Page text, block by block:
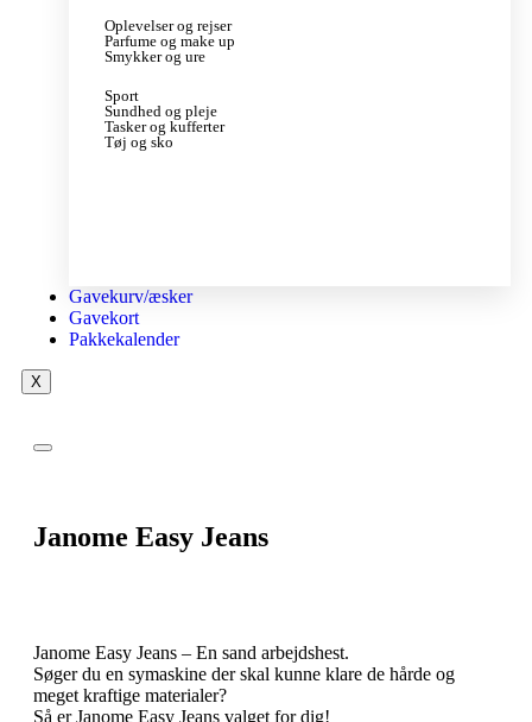
Oplevelser og rejser
Parfume og make up
Smykker og ure
Sport
Sundhed og pleje
Tasker og kufferter
Tøj og sko
Gavekurv/æsker
Gavekort
Pakkekalender
X
Janome Easy Jeans
Janome Easy Jeans – En sand arbejdshest.
Søger du en symaskine der skal kunne klare de hårde og
meget kraftige materialer?
Så er Janome Easy Jeans valget for dig!